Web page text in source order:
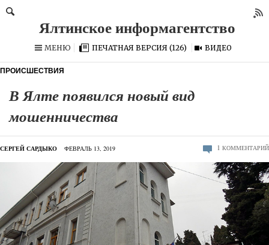
МЕНЮ ПЕЧАТНАЯ ВЕРСИЯ (126) ВИДЕО
ПРОИСШЕСТВИЯ
В Ялте появился новый вид
мошенничества
СЕРГЕЙ САРДЫКО ФЕВРАЛЬ 13, 2019 1 КОММЕНТАРИЙ